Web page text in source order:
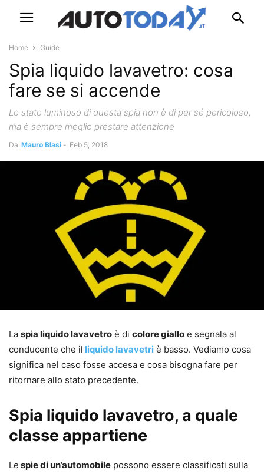
Home Guide
Spia liquido lavavetro: cosa
fare se si accende
Lo stato luminoso di questa spia non è di per sé pericoloso,
ma è sempre meglio prestare attenzione
Da Mauro Blasi - Feb 5, 2018
La spia liquido lavavetro è di colore giallo e segnala al
conducente che il liquido lavavetri è basso. Vediamo cosa
significa nel caso fosse accesa e cosa bisogna fare per
ritornare allo stato precedente.
Spia liquido lavavetro, a quale
classe appartiene
Le spie di un’automobile possono essere classificati sulla